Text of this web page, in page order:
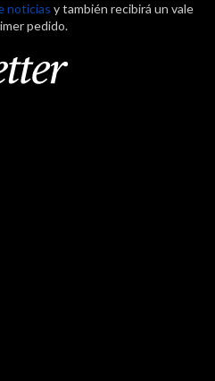
noticias y también recibirá un vale
pedido.